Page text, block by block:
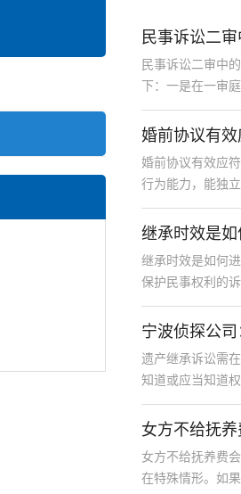
民事诉讼二
民事诉讼二审中
下：一是在一审
婚前协议有
婚前协议有效应
行为能力，能独
继承时效是
继承时效是如何
保护民事权利的
宁波侦探公
遗产继承诉讼需
知道或应当知道
女方不给抚
女方不给抚养费
在特殊情形。如